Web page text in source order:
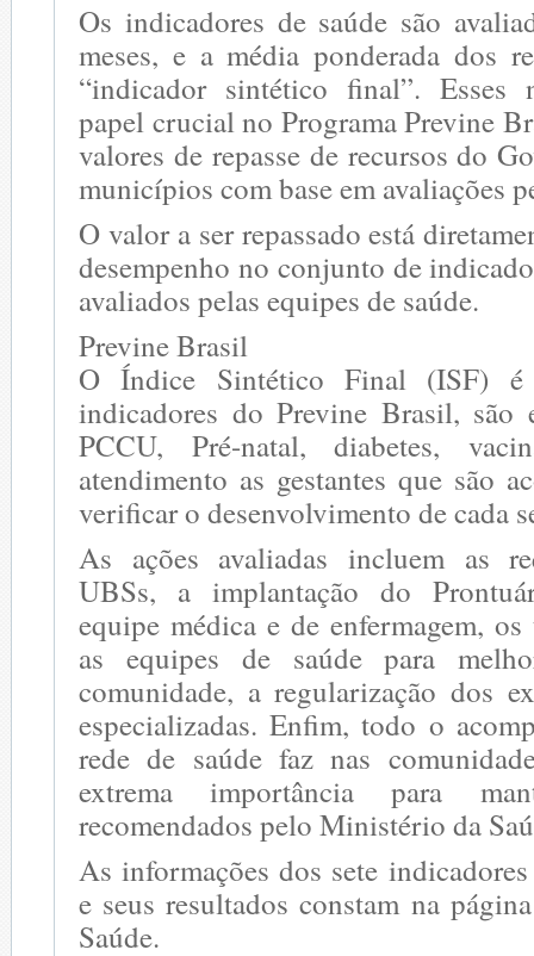
Os indicadores de saúde são
meses, e a média ponderada dos
“indicador sintético final”. Esses
papel crucial no Programa Previne
valores de repasse de recursos do
municípios com base em avaliações
O valor a ser repassado está
desempenho no conjunto de
avaliados pelas equipes de saúde.
Previne Brasil
O Índice Sintético Final (ISF)
indicadores do Previne Brasil, são
PCCU, Pré-natal, diabetes,
atendimento as gestantes que são
verificar o desenvolvimento de cada
As ações avaliadas incluem as
UBSs, a implantação do
equipe médica e de enfermagem,
as equipes de saúde para
comunidade, a regularização dos
especializadas. Enfim, todo o
rede de saúde faz nas
extrema importância para
recomendados pelo Ministério da
As informações dos sete
e seus resultados constam na
Saúde.